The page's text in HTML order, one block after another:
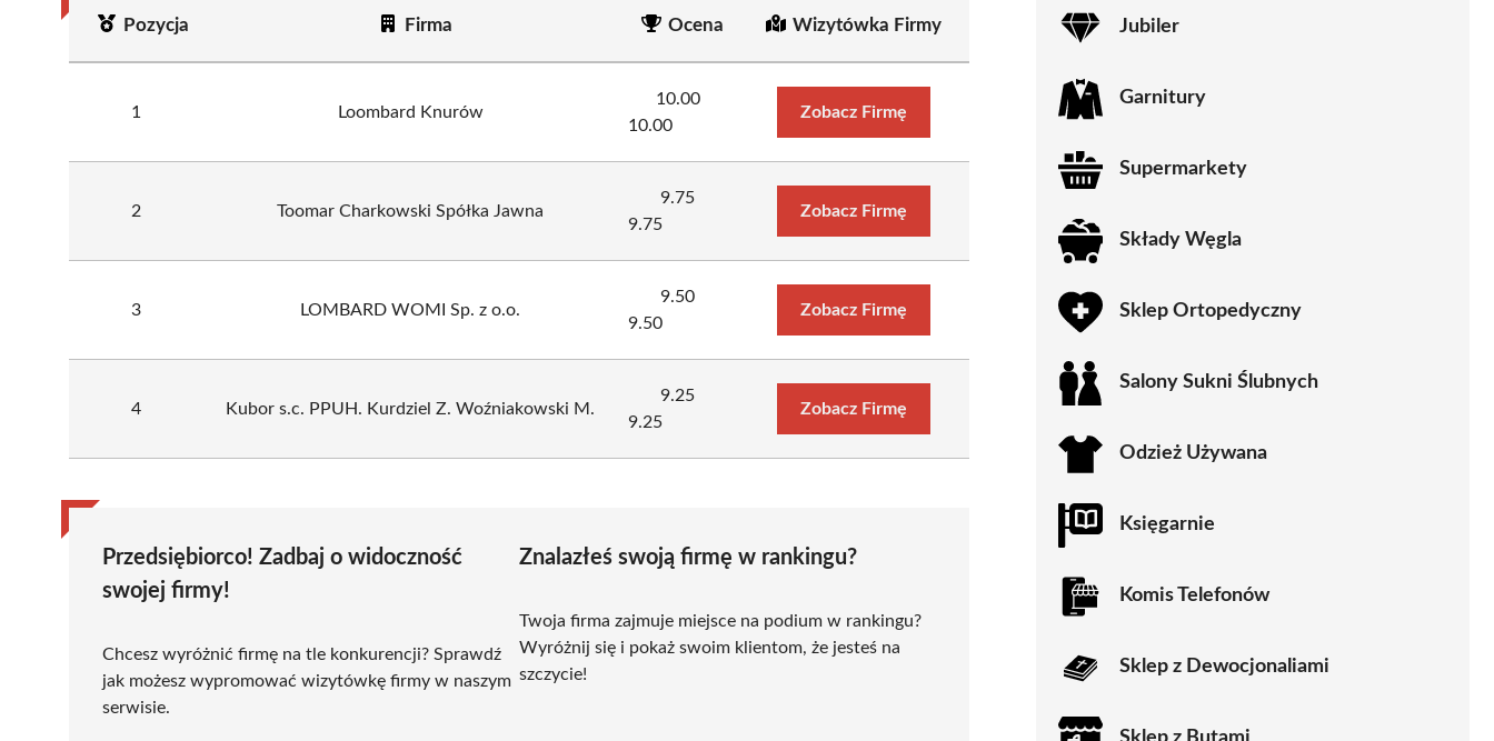
Pozycja Firma Ocena Wizytówka Firmy
1 Loombard Knurów
10.00
10.00
Zobacz Firmę
2 Toomar Charkowski Spółka Jawna
9.75
9.75
Zobacz Firmę
3 LOMBARD WOMI Sp. z o.o.
9.50
9.50
Zobacz Firmę
4 Kubor s.c. PPUH. Kurdziel Z. Woźniakowski M.
9.25
9.25
Zobacz Firmę
Przedsiębiorco! Zadbaj o widoczność
swojej firmy!
Chcesz wyróżnić firmę na tle konkurencji? Sprawdź
jak możesz wypromować wizytówkę firmy w naszym
serwisie.
Znalazłeś swoją firmę w rankingu?
Twoja firma zajmuje miejsce na podium w rankingu?
Wyróżnij się i pokaż swoim klientom, że jesteś na
szczycie!
Jubiler
Garnitury
Supermarkety
Składy Węgla
Sklep Ortopedyczny
Salony Sukni Ślubnych
Odzież Używana
Księgarnie
Komis Telefonów
Sklep z Dewocjonaliami